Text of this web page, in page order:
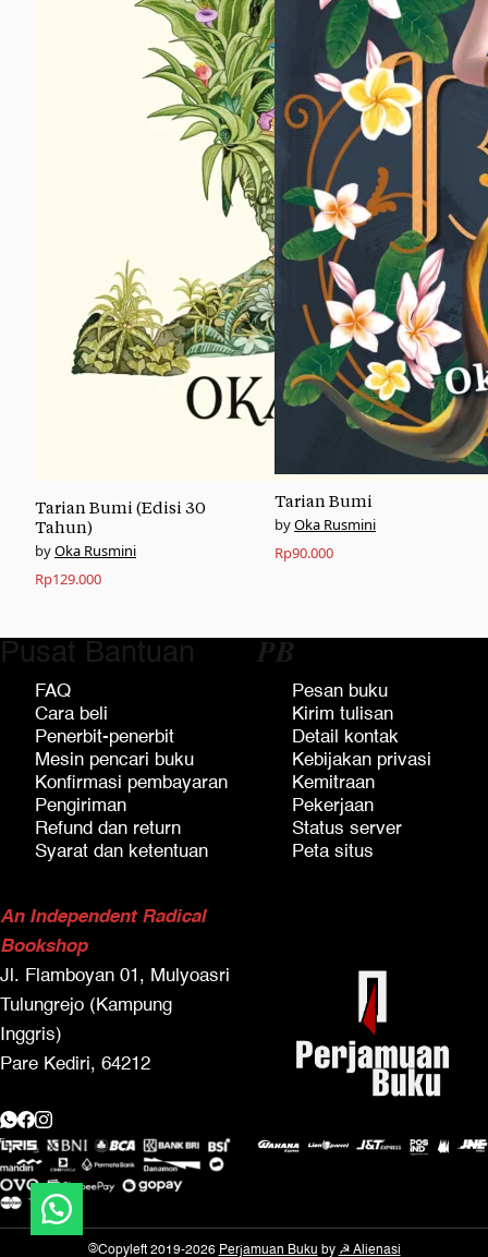
Tarian Bumi (Edisi 30
Tahun)
Oka Rusmini
Rp129.000
Tarian Bumi
Oka Rusmini
Rp90.000
Pusat Bantuan
FAQ
Cara beli
Penerbit-penerbit
Mesin pencari buku
Konfirmasi pembayaran
Pengiriman
Refund dan return
Syarat dan ketentuan
𝑷𝑩
Pesan buku
Kirim tulisan
Detail kontak
Kebijakan privasi
Kemitraan
Pekerjaan
Status server
Peta situs
An Independent Radical
Bookshop
Jl. Flamboyan 01, Mulyoasri
Tulungrejo (Kampung
Inggris)
Pare Kediri, 64212
©Copyleft 2019-2026 Perjamuan Buku by ☭ Alienasi